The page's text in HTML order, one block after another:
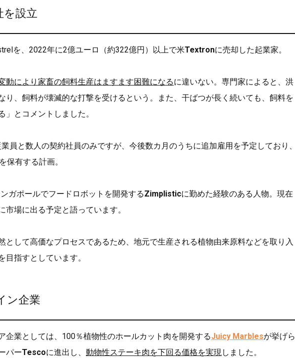
を設立
を、2022年に2億ユーロ（約322億円）以上で米Textronに売却した起業家。
動により家畜の飼料生産はますます困難になるに違いない。専門家によると、洪
り、飼料が壊滅的な打撃を受けるという。また、干ばつが長く続いても、飼料を
とコメントしました。
員と数人の契約社員のみですが、今後数カ月のうちに追加雇用を予定しており、
保有する計画。
ガポールでフードロボットを開発するZimplisticに勤めた経験のある人物。現在
場に出る予定と語っています。
として高価なプロセスであるため、地元で生産される植物由来原料などを取り入
指すとしています。
ン企業
企業としては、100％植物性のホールカット肉を開発するJuicy Marblesが挙げら
パーTescoに進出し、 動物性ステーキ肉を下回る価格を実現しました。